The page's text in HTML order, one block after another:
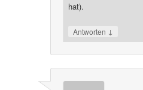
hat).
Antworten ↓